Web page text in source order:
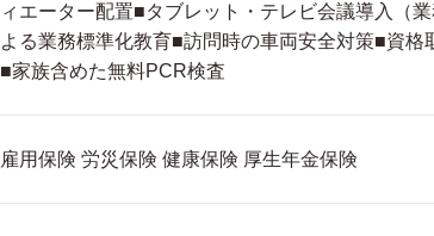
ィエーター配置■タブレット・テレビ会議導入（
よる業務標準化教育■訪問時の車両安全対策■資格
■家族含めた無料PCR検査
雇用保険 労災保険 健康保険 厚生年金保険